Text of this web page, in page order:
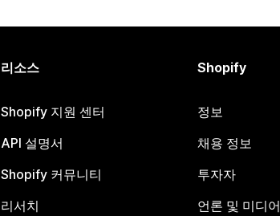
리소스
Shopify 지원 센터
API 설명서
Shopify 커뮤니티
리서치
Shopify
정보
채용 정보
투자자
언론 및 미디어